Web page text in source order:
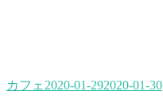
カフェ 2020-01-292020-01-30